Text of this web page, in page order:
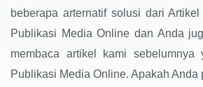
beberapa arternatif solusi dari
Publikasi Media Online dan Anda
membaca artikel kami sebelumnya
Publikasi Media Online. Apakah Anda